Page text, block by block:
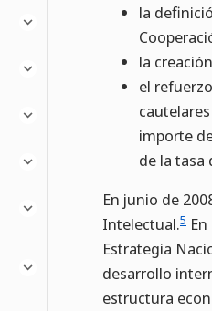
la
la
el
importe
de la tasa
En junio de
Intelectual.5
Estrategia
desarrollo
estructura